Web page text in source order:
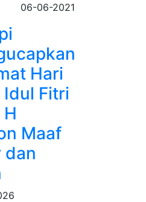
06-06-2021
Hari
Idul Fitri
Maaf
dan